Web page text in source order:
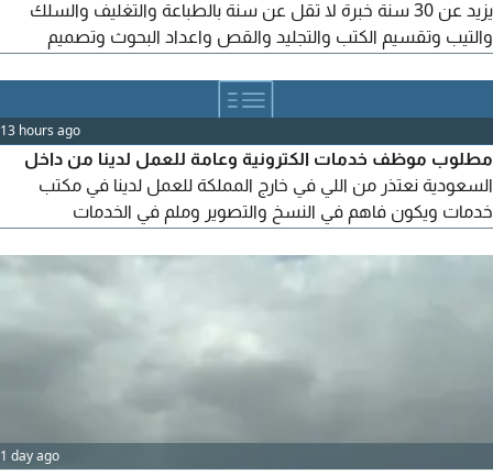
يزيد عن 30 سنة خبرة لا تقل عن سنة بالطباعة والتغليف والسلك
والتيب وتقسيم الكتب والتجليد والقص واعداد البحوث وتصميم
1700 ريال الى 2000 ريال بعد فترة التجربة السكن متوفر المنطبق
عليه الشروط إرسال السيرة الذاتية على الواتساب ممنوع الاتصال منعا
للاحراج اذا تمت الموافقة سيتم الاتصال
13 hours ago
مطلوب موظف خدمات الكترونية وعامة للعمل لدينا من داخل
السعودية نعتذر من اللي في خارج المملكة للعمل لدينا في مكتب
خدمات ويكون فاهم في النسخ والتصوير وملم في الخدمات
والاستفسارات مع المقابله
1 day ago